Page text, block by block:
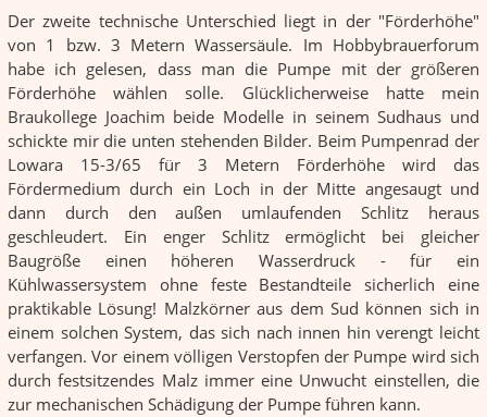
Der zweite technische Unterschied liegt in der "Förderhöhe"
von 1 bzw. 3 Metern Wassersäule. Im Hobbybrauerforum
habe ich gelesen, dass man die Pumpe mit der größeren
Förderhöhe wählen solle. Glücklicherweise hatte mein
Braukollege Joachim beide Modelle in seinem Sudhaus und
schickte mir die unten stehenden Bilder. Beim Pumpenrad der
Lowara 15-3/65 für 3 Metern Förderhöhe wird das
Fördermedium durch ein Loch in der Mitte angesaugt und
dann durch den außen umlaufenden Schlitz heraus
geschleudert. Ein enger Schlitz ermöglicht bei gleicher
Baugröße einen höheren Wasserdruck - für ein
Kühlwassersystem ohne feste Bestandteile sicherlich eine
praktikable Lösung! Malzkörner aus dem Sud können sich in
einem solchen System, das sich nach innen hin verengt leicht
verfangen. Vor einem völligen Verstopfen der Pumpe wird sich
durch festsitzendes Malz immer eine Unwucht einstellen, die
zur mechanischen Schädigung der Pumpe führen kann.